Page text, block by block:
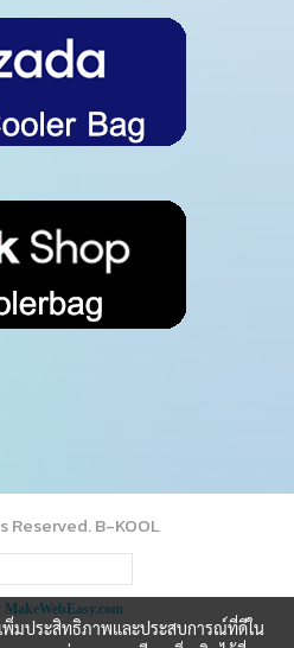
B-KOOL
MakeWebEasy.com
พิ่มประสิทธิภาพและประสบการณ์ที่ดีใน